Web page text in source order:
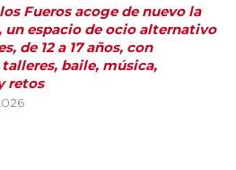
Fueros acoge de nuevo la
un espacio de ocio alternativo
de 12 a 17 años, con
baile, música,
retos